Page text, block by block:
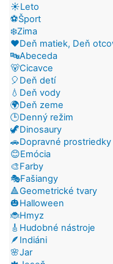
☀️Leto
⚽Šport
❄️Zima
❤️Deň matiek, Deň
🔤Abeceda
🐻Cicavce
🎈Deň detí
💧Deň vody
🌍Deň zeme
🕒Denný režim
🦖Dinosaury
🚗Dopravné prostriedky
😊Emócia
🎨Farby
🎭Fašiangy
🔺Geometrické tvary
🎃Halloween
🐞Hmyz
🎸Hudobné nástroje
🪶Indiáni
🌸Jar